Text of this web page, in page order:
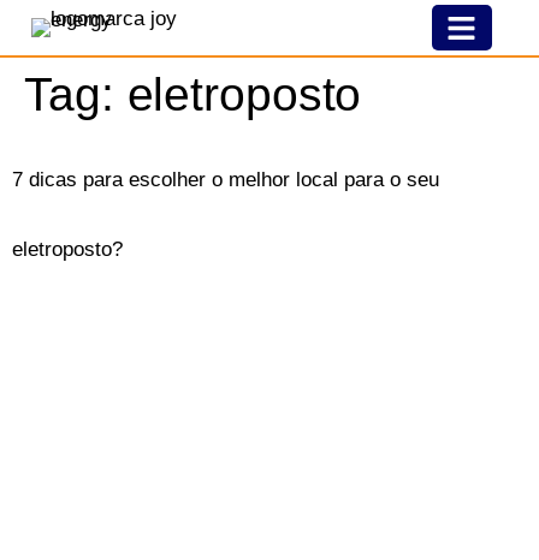
Tag: eletroposto
7 dicas para escolher o melhor local para o seu
eletroposto?